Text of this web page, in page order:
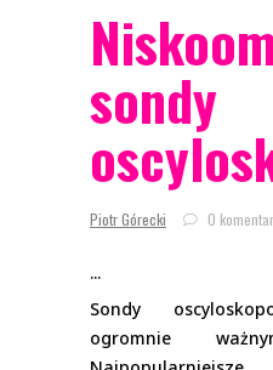
sondy
Piotr Górecki 0
Sondy
ogromnie